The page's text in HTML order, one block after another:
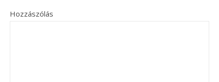
Hozzászólás